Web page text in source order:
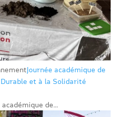
Journée académique de
et à la Solidarité
de...